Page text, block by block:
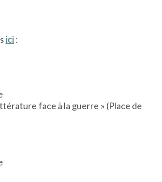
ici:
face à la guerre » (Place de